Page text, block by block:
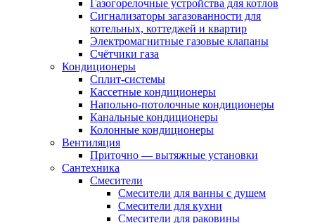
Газогорелочные устройства для котлов
Сигнализаторы загазованности для
котельных, коттеджей и квартир
Электромагнитные газовые клапаны
Счётчики газа
Кондиционеры
Сплит-системы
Кассетные кондиционеры
Напольно-потолочные кондиционеры
Канальные кондиционеры
Колонные кондиционеры
Вентиляция
Приточно — вытяжные установки
Сантехника
Смесители
Смесители для ванны с душем
Смесители для кухни
Смесители для раковины